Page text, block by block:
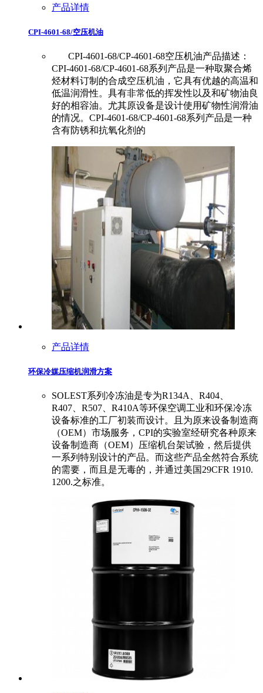
产品详情
CPI-4601-68/空压机油
CPI-4601-68/CP-4601-68空压机油产品描述：
CPI-4601-68/CP-4601-68系列产品是一种取聚合烯
烃材料订制的合成空压机油，它具有优越的高温和
低温润滑性。具有非常低的挥发性以及和矿物油良
好的相容油。尤其原设备是设计使用矿物性润滑油
的情况。CPI-4601-68/CP-4601-68系列产品是一种
含有防锈和抗氧化剂的
产品详情
环保冷媒压缩机润滑方案
SOLEST系列冷冻油是专为R134A、R404、
R407、R507、R410A等环保空调工业和环保冷冻
设备标准的工厂初装而设计。且为原来设备制造商
（OEM）市场服务，CPI的实验室经研究各种原来
设备制造商（OEM）压缩机台架试验，然后提供
一系列特别设计的产品。而这些产品全然符合系统
的需要，而且是无毒的，并通过美国29CFR 1910.
1200.之标准。